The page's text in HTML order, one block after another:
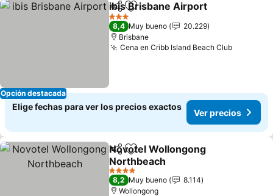
Opción destacada
CompartirAgregar a favoritos
ibis Brisbane Airport
3 Estrellas
8,4 Muy bueno
20.229
Brisbane
Cena en Cribb Island Beach ClubVer
Elige fechas para ver los precios exactos
Ver precios
CompartirAgregar a favoritos
Novotel Wollongong
Northbeach
Ver precios
4 Estrellas
8,2 Muy bueno
8.114
Wollongong